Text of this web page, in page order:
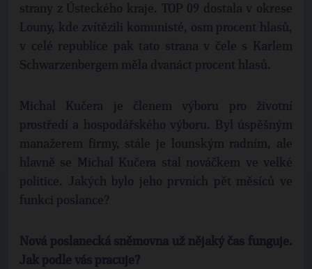
strany z Ústeckého kraje. TOP 09 dostala v okrese
Louny, kde zvítězili komunisté, osm procent hlasů,
v celé republice pak tato strana v čele s Karlem
Schwarzenbergem měla dvanáct procent hlasů.
Michal Kučera je členem výboru pro životní
prostředí a hospodářského výboru. Byl úspěšným
manažerem firmy, stále je lounským radním, ale
hlavně se Michal Kučera stal nováčkem ve velké
politice. Jakých bylo jeho prvních pět měsíců ve
funkci poslance?
Nová poslanecká sněmovna už nějaký čas funguje.
Jak podle vás pracuje?